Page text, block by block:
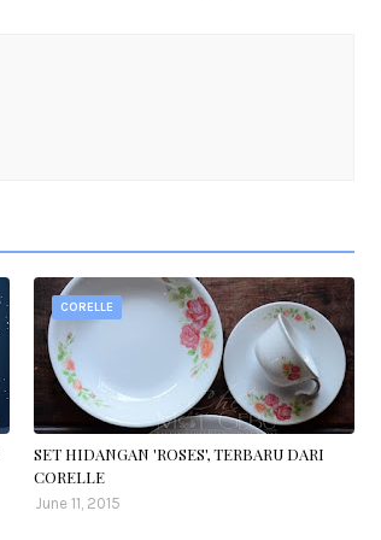
CORELLE
SET HIDANGAN 'ROSES', TERBARU DARI
CORELLE
June 11, 2015